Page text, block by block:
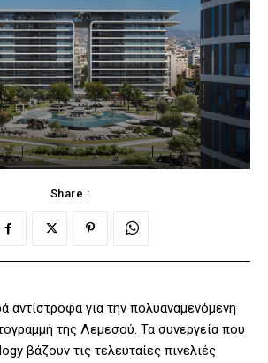
Share :
αντίστροφα για την πολυαναμενόμενη
της Λεμεσού. Τα συνεργεία που
βάζουν τις τελευταίες πινελιές